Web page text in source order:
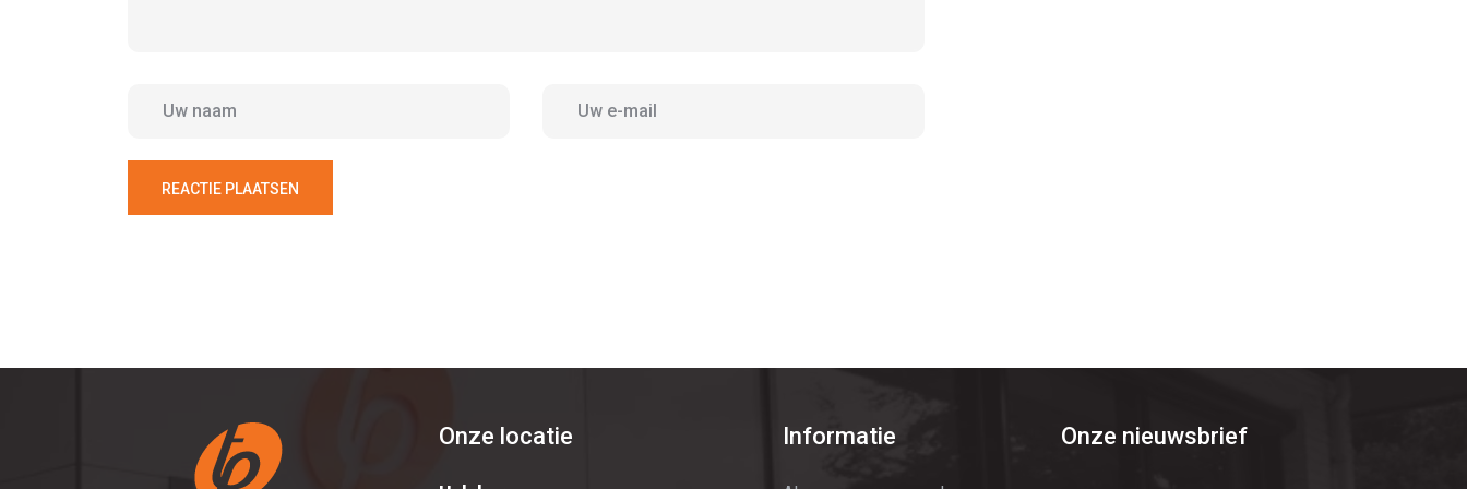
REACTIE PLAATSEN
Onze locatie Informatie Onze nieuwsbrief